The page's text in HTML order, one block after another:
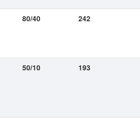
80/40 242
50/10 193